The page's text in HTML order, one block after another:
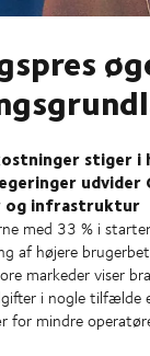
stiger i
udvider
og infrastruktur
med 33 % i
af højere
markeder viser
i nogle tilfælde
for mindre